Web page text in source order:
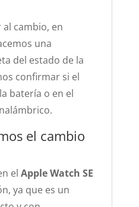
cambio, en
una
del estado de la
confirmar si el
batería o en el
el cambio
el Apple Watch SE
ya que es un